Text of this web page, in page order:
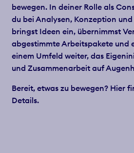
bewegen. In deiner Rolle als
du bei Analysen, Konzeption
bringst Ideen ein, übernimmst
abgestimmte Arbeitspakete und
einem Umfeld weiter, das
und Zusammenarbeit auf
Bereit, etwas zu bewegen? Hier
Details.